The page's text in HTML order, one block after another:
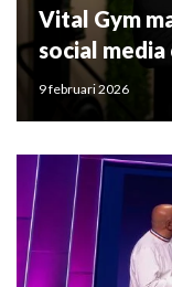
Vital Gym
social media
9 februari 2026